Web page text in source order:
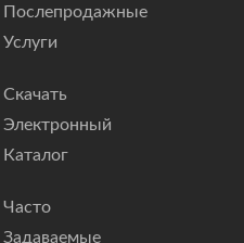
Послепродажные
Услуги
Скачать
Электронный
Каталог
Часто
Задаваемые